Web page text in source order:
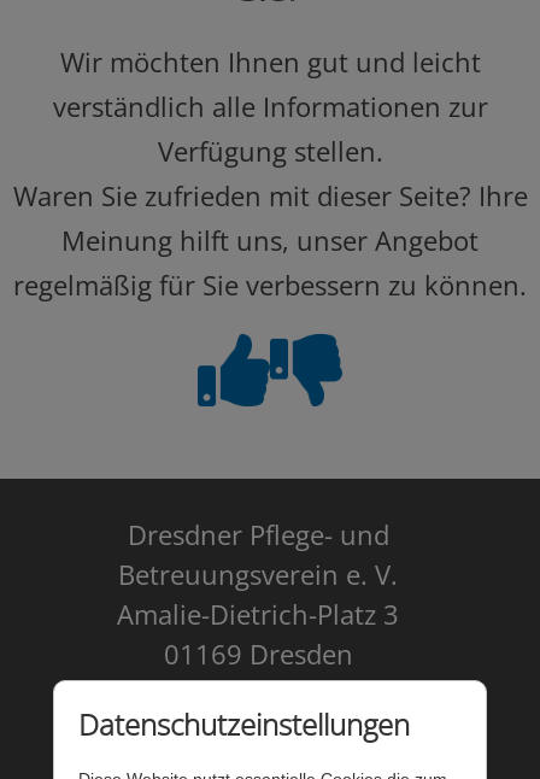
Wir möchten Ihnen gut und leicht
verständlich alle Informationen zur
Verfügung stellen.
Waren Sie zufrieden mit dieser Seite? Ihre
Meinung hilft uns, unser Angebot
regelmäßig für Sie verbessern zu können.
Dresdner Pflege- und
Betreuungsverein e. V.
Amalie-Dietrich-Platz 3
01169 Dresden
Kontakt
Datenschutzeinstellungen